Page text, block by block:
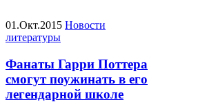
01.Окт.2015 Новости
литературы
Фанаты Гарри Поттера
смогут поужинать в его
легендарной школе